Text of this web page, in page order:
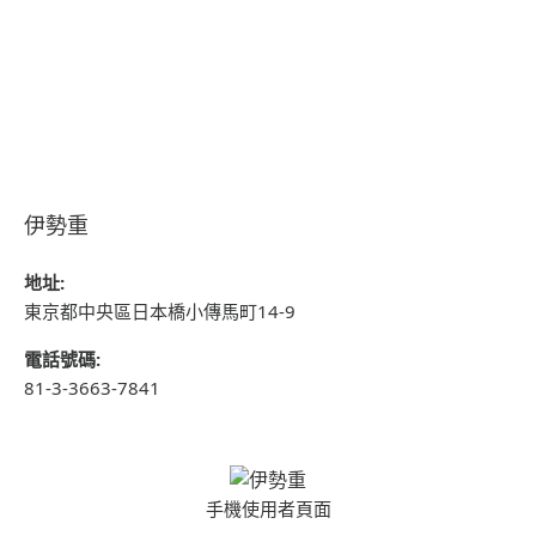
伊勢重
地址:
東京都中央區日本橋小傳馬町14-9
電話號碼:
81-3-3663-7841
手機使用者頁面